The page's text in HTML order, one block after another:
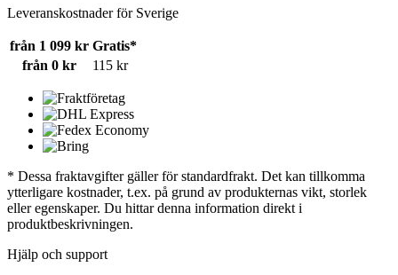
Leveranskostnader för Sverige
från 1 099 kr Gratis*
från 0 kr
115 kr
* Dessa fraktavgifter gäller för standardfrakt. Det kan tillkomma
ytterligare kostnader, t.ex. på grund av produkternas vikt, storlek
eller egenskaper. Du hittar denna information direkt i
produktbeskrivningen.
Hjälp och support